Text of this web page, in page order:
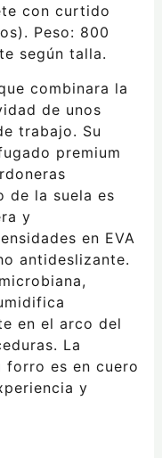
con curtido
Peso: 800
según talla.
combinara la
de unos
trabajo. Su
premium
de la suela es
y
en EVA
antideslizante.
en el arco del
La
forro es en cuero
y